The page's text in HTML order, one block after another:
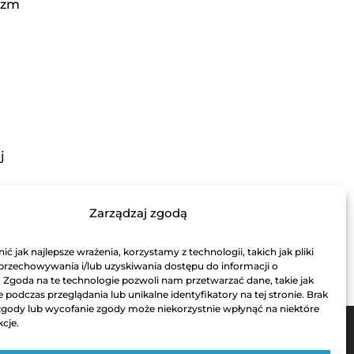
Zarządzaj zgodą
jak najlepsze wrażenia, korzystamy z technologii, takich jak pliki
i/lub uzyskiwania dostępu do informacji o
Zgoda na te technologie pozwoli nam przetwarzać dane, takie jak
podczas przeglądania lub unikalne identyfikatory na tej stronie. Brak
lub wycofanie zgody może niekorzystnie wpłynąć na niektóre